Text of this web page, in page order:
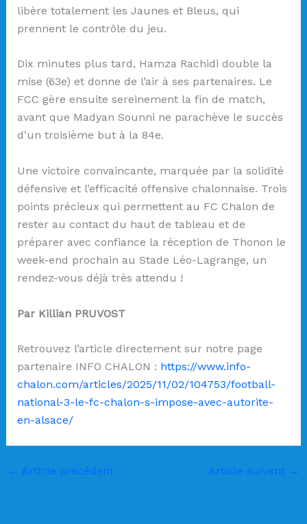
libère totalement les Jaunes et Bleus, qui
prennent le contrôle du jeu.
Dix minutes plus tard, Hamza Rachidi double la
mise (63e) et donne de l’air à ses partenaires. Le
FCC gère ensuite sereinement la fin de match,
avant que Madyan Sounni ne parachève le succès
d’un troisième but à la 84e.
Une victoire convaincante, marquée par la solidité
défensive et l’efficacité offensive chalonnaise. Trois
points précieux qui permettent au FC Chalon de
rester au contact du haut de tableau et de
préparer avec confiance la réception de Thonon le
week-end prochain au Stade Léo-Lagrange, un
rendez-vous déjà très attendu !
Par Killian PRUVOST
Retrouvez l’article directement sur notre page
partenaire INFO CHALON : https://www.info-
chalon.com/articles/2025/11/02/104753/football-
national-3-le-fc-chalon-s-impose-avec-autorite-
en-alsace/
← Article précédent Article suivant →